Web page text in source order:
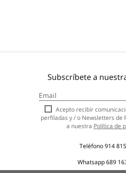
Subscríbete a
a
nuestro
boletín
de
Acepto recibir
perfiladas y / o Newsletters de
a nuestra Política de
Teléfono914
Whatsapp689